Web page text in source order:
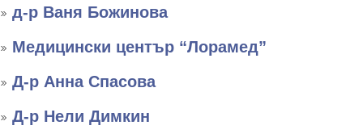
д-р Ваня Божинова
Медицински център “Лорамед”
Д-р Анна Спасова
Д-р Нели Димкин